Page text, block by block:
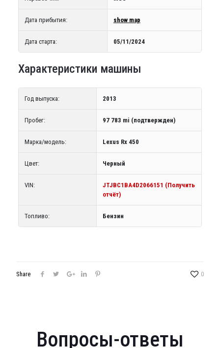
Дата прибытия: show map
Дата старта: 05/11/2024
Характеристики машины
Год выпуска: 2013
Пробег: 97 783 mi (подтвержден)
Марка/модель: Lexus Rx 450
Цвет: Черный
VIN:
JTJBC1BA4D2066151 (Получить
отчёт)
Топливо: Бензин
Share 0
Вопросы-ответы